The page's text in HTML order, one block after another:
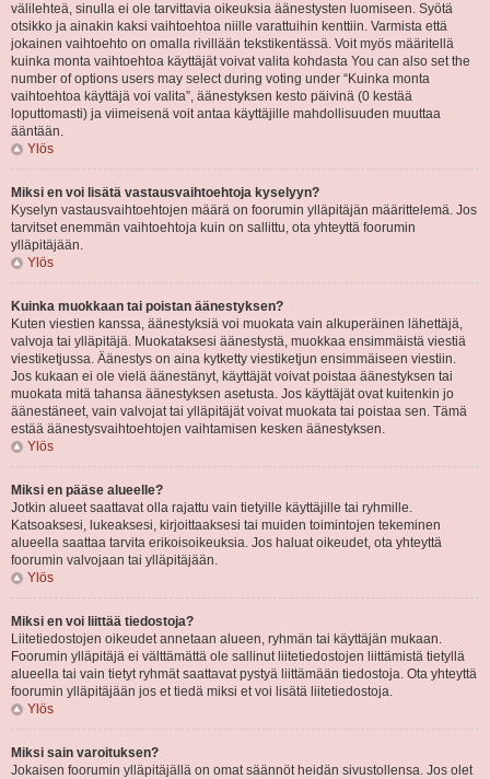
välilehteä, sinulla ei ole tarvittavia oikeuksia äänestysten luomiseen. Syötä
otsikko ja ainakin kaksi vaihtoehtoa niille varattuihin kenttiin. Varmista että
jokainen vaihtoehto on omalla rivillään tekstikentässä. Voit myös määritellä
kuinka monta vaihtoehtoa käyttäjät voivat valita kohdasta You can also set the
number of options users may select during voting under “Kuinka monta
vaihtoehtoa käyttäjä voi valita”, äänestyksen kesto päivinä (0 kestää
loputtomasti) ja viimeisenä voit antaa käyttäjille mahdollisuuden muuttaa
ääntään.
Ylös
Miksi en voi lisätä vastausvaihtoehtoja kyselyyn?
Kyselyn vastausvaihtoehtojen määrä on foorumin ylläpitäjän määrittelemä. Jos
tarvitset enemmän vaihtoehtoja kuin on sallittu, ota yhteyttä foorumin
ylläpitäjään.
Ylös
Kuinka muokkaan tai poistan äänestyksen?
Kuten viestien kanssa, äänestyksiä voi muokata vain alkuperäinen lähettäjä,
valvoja tai ylläpitäjä. Muokataksesi äänestystä, muokkaa ensimmäistä viestiä
viestiketjussa. Äänestys on aina kytketty viestiketjun ensimmäiseen viestiin.
Jos kukaan ei ole vielä äänestänyt, käyttäjät voivat poistaa äänestyksen tai
muokata mitä tahansa äänestyksen asetusta. Jos käyttäjät ovat kuitenkin jo
äänestäneet, vain valvojat tai ylläpitäjät voivat muokata tai poistaa sen. Tämä
estää äänestysvaihtoehtojen vaihtamisen kesken äänestyksen.
Ylös
Miksi en pääse alueelle?
Jotkin alueet saattavat olla rajattu vain tietyille käyttäjille tai ryhmille.
Katsoaksesi, lukeaksesi, kirjoittaaksesi tai muiden toimintojen tekeminen
alueella saattaa tarvita erikoisoikeuksia. Jos haluat oikeudet, ota yhteyttä
foorumin valvojaan tai ylläpitäjään.
Ylös
Miksi en voi liittää tiedostoja?
Liitetiedostojen oikeudet annetaan alueen, ryhmän tai käyttäjän mukaan.
Foorumin ylläpitäjä ei välttämättä ole sallinut liitetiedostojen liittämistä tietyllä
alueella tai vain tietyt ryhmät saattavat pystyä liittämään tiedostoja. Ota yhteyttä
foorumin ylläpitäjään jos et tiedä miksi et voi lisätä liitetiedostoja.
Ylös
Miksi sain varoituksen?
Jokaisen foorumin ylläpitäjällä on omat säännöt heidän sivustollensa. Jos olet